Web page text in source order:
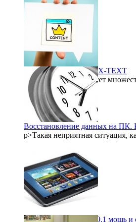
Биржа контента LYNIX-TEXT
В интернете существует
2015-09-21
Восстановление данных на ПК.
p>Такая неприятная ситуация,
Samsung galaxy note 10.1 мощь и